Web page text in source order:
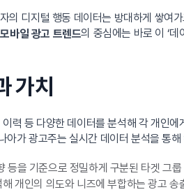
의 디지털 행동 데이터는 방대하게 쌓
모바일 광고 트렌드의 중심에는 바로 이 ‘
가치
력 등 다양한 데이터를 분석해 각 개인
가 광고주는 실시간 데이터 분석을 통
등을 기준으로 정밀하게 구분된 타겟 그룹
개인의 의도와 니즈에 부합하는 광고 송